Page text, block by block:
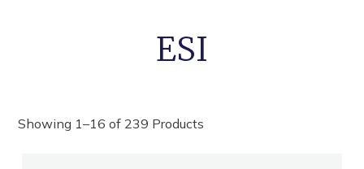
ESI
Showing 1–16 of 239 Products